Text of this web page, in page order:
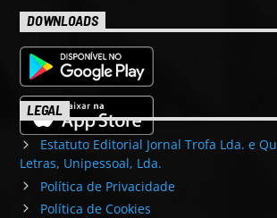
DOWNLOADS
LEGAL
Estatuto Editorial Jornal Trofa Lda. e
Letras, Unipessoal, Lda.
Política de Privacidade
Política de Cookies